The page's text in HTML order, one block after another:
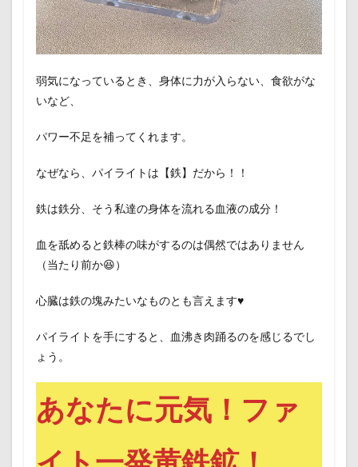
弱気になっているとき、身体に力が入らない、食欲がな
いなど、
パワー不足を補ってくれます。
なぜなら、パイライトは【鉄】だから！！
鉄は鉄分、そう私達の身体を流れる血液の成分！
血を舐めると鉄棒の味がするのは偶然ではありません
（当たり前か😆）
心臓は鉄の塊みたいなものとも言えます♥️
パイライトを手にすると、血沸き肉踊るのを感じるでし
ょう。
あなたに元気！ファ